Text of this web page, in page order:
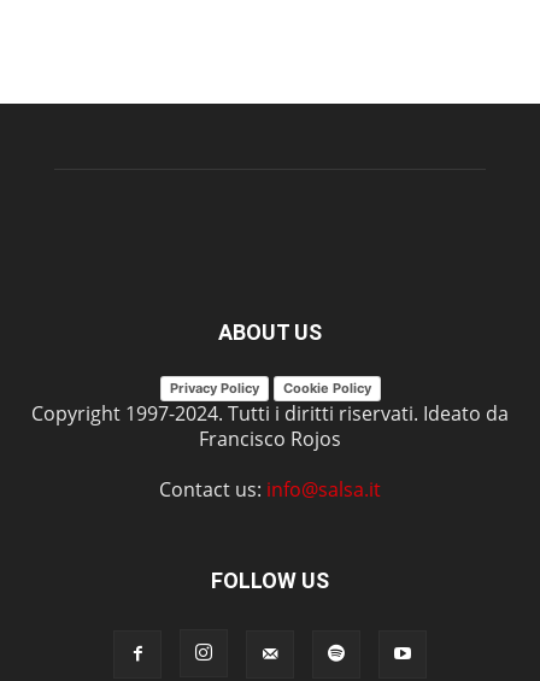
ABOUT US
Privacy Policy Cookie Policy
Copyright 1997-2024. Tutti i diritti riservati. Ideato da
Francisco Rojos
Contact us: info@salsa.it
FOLLOW US